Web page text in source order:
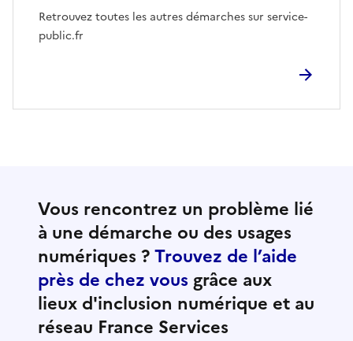
Retrouvez toutes les autres démarches sur service-
public.fr
Vous rencontrez un problème lié
à une démarche ou des usages
numériques ?Trouvez de l’aide
près de chez vous grâce aux
lieux d'inclusion numérique et au
réseau France Services